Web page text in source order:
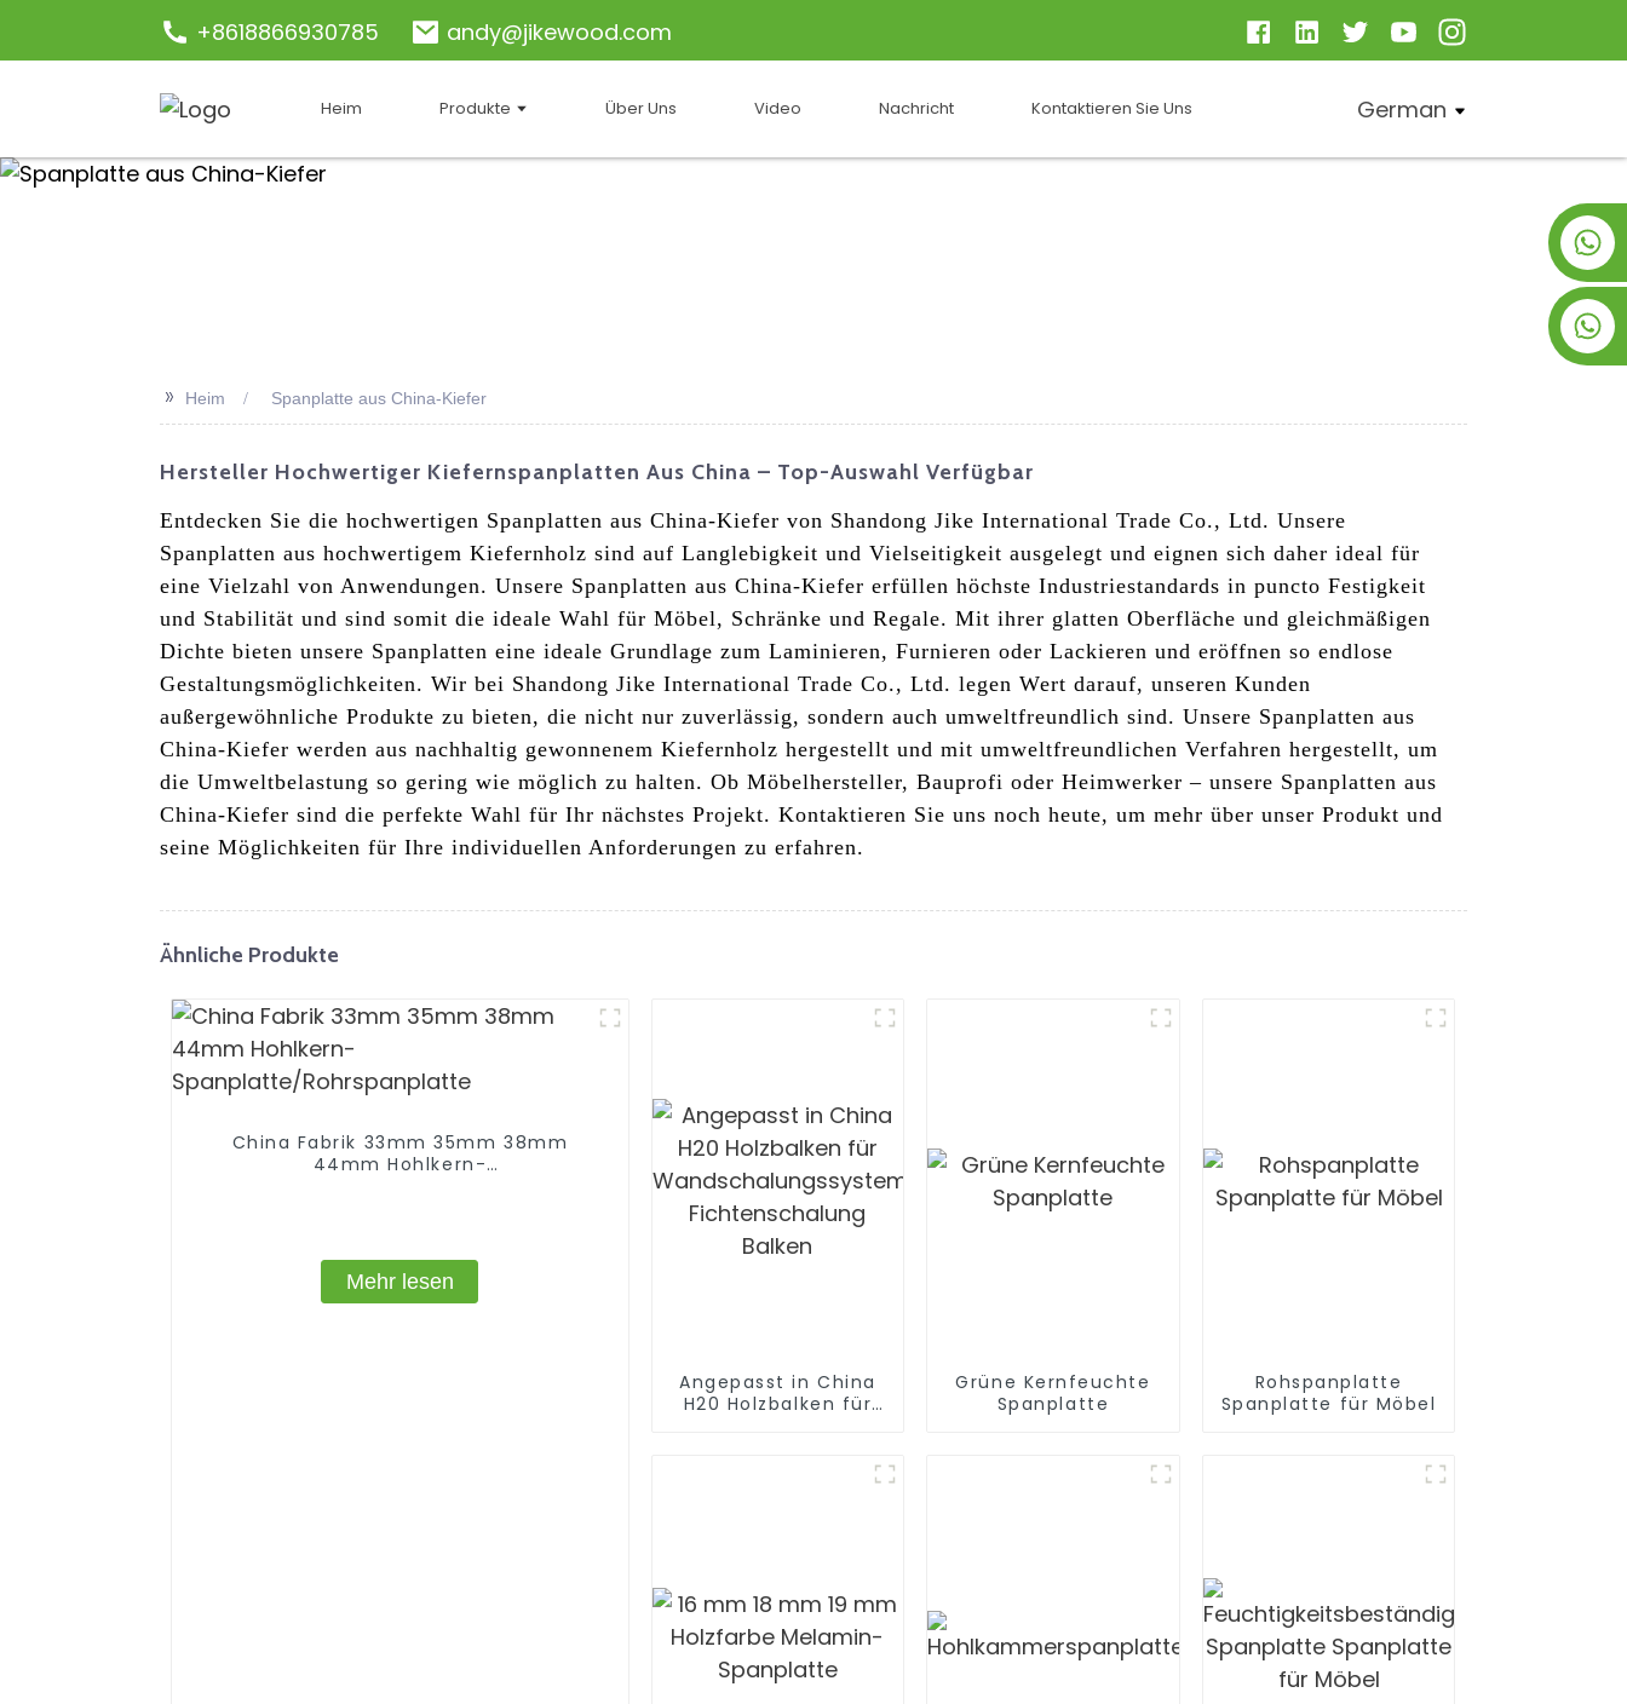
+8618866930785 andy@jikewood.com
Heim Produkte Über Uns Video Nachricht Kontaktieren Sie Uns German
>> Heim Spanplatte aus China-Kiefer
Hersteller Hochwertiger Kiefernspanplatten Aus China – Top-Auswahl Verfügbar
Entdecken Sie die hochwertigen Spanplatten aus China-Kiefer von Shandong Jike International Trade Co., Ltd. Unsere
Spanplatten aus hochwertigem Kiefernholz sind auf Langlebigkeit und Vielseitigkeit ausgelegt und eignen sich daher ideal für
eine Vielzahl von Anwendungen. Unsere Spanplatten aus China-Kiefer erfüllen höchste Industriestandards in puncto Festigkeit
und Stabilität und sind somit die ideale Wahl für Möbel, Schränke und Regale. Mit ihrer glatten Oberfläche und gleichmäßigen
Dichte bieten unsere Spanplatten eine ideale Grundlage zum Laminieren, Furnieren oder Lackieren und eröffnen so endlose
Gestaltungsmöglichkeiten. Wir bei Shandong Jike International Trade Co., Ltd. legen Wert darauf, unseren Kunden
außergewöhnliche Produkte zu bieten, die nicht nur zuverlässig, sondern auch umweltfreundlich sind. Unsere Spanplatten aus
China-Kiefer werden aus nachhaltig gewonnenem Kiefernholz hergestellt und mit umweltfreundlichen Verfahren hergestellt, um
die Umweltbelastung so gering wie möglich zu halten. Ob Möbelhersteller, Bauprofi oder Heimwerker – unsere Spanplatten aus
China-Kiefer sind die perfekte Wahl für Ihr nächstes Projekt. Kontaktieren Sie uns noch heute, um mehr über unser Produkt und
seine Möglichkeiten für Ihre individuellen Anforderungen zu erfahren.
Ähnliche Produkte
China Fabrik 33mm 35mm 38mm
44mm Hohlkern-
Mehr lesen
Angepasst in China
H20 Holzbalken für
Grüne Kernfeuchte
Spanplatte
Rohspanplatte
Spanplatte für Möbel